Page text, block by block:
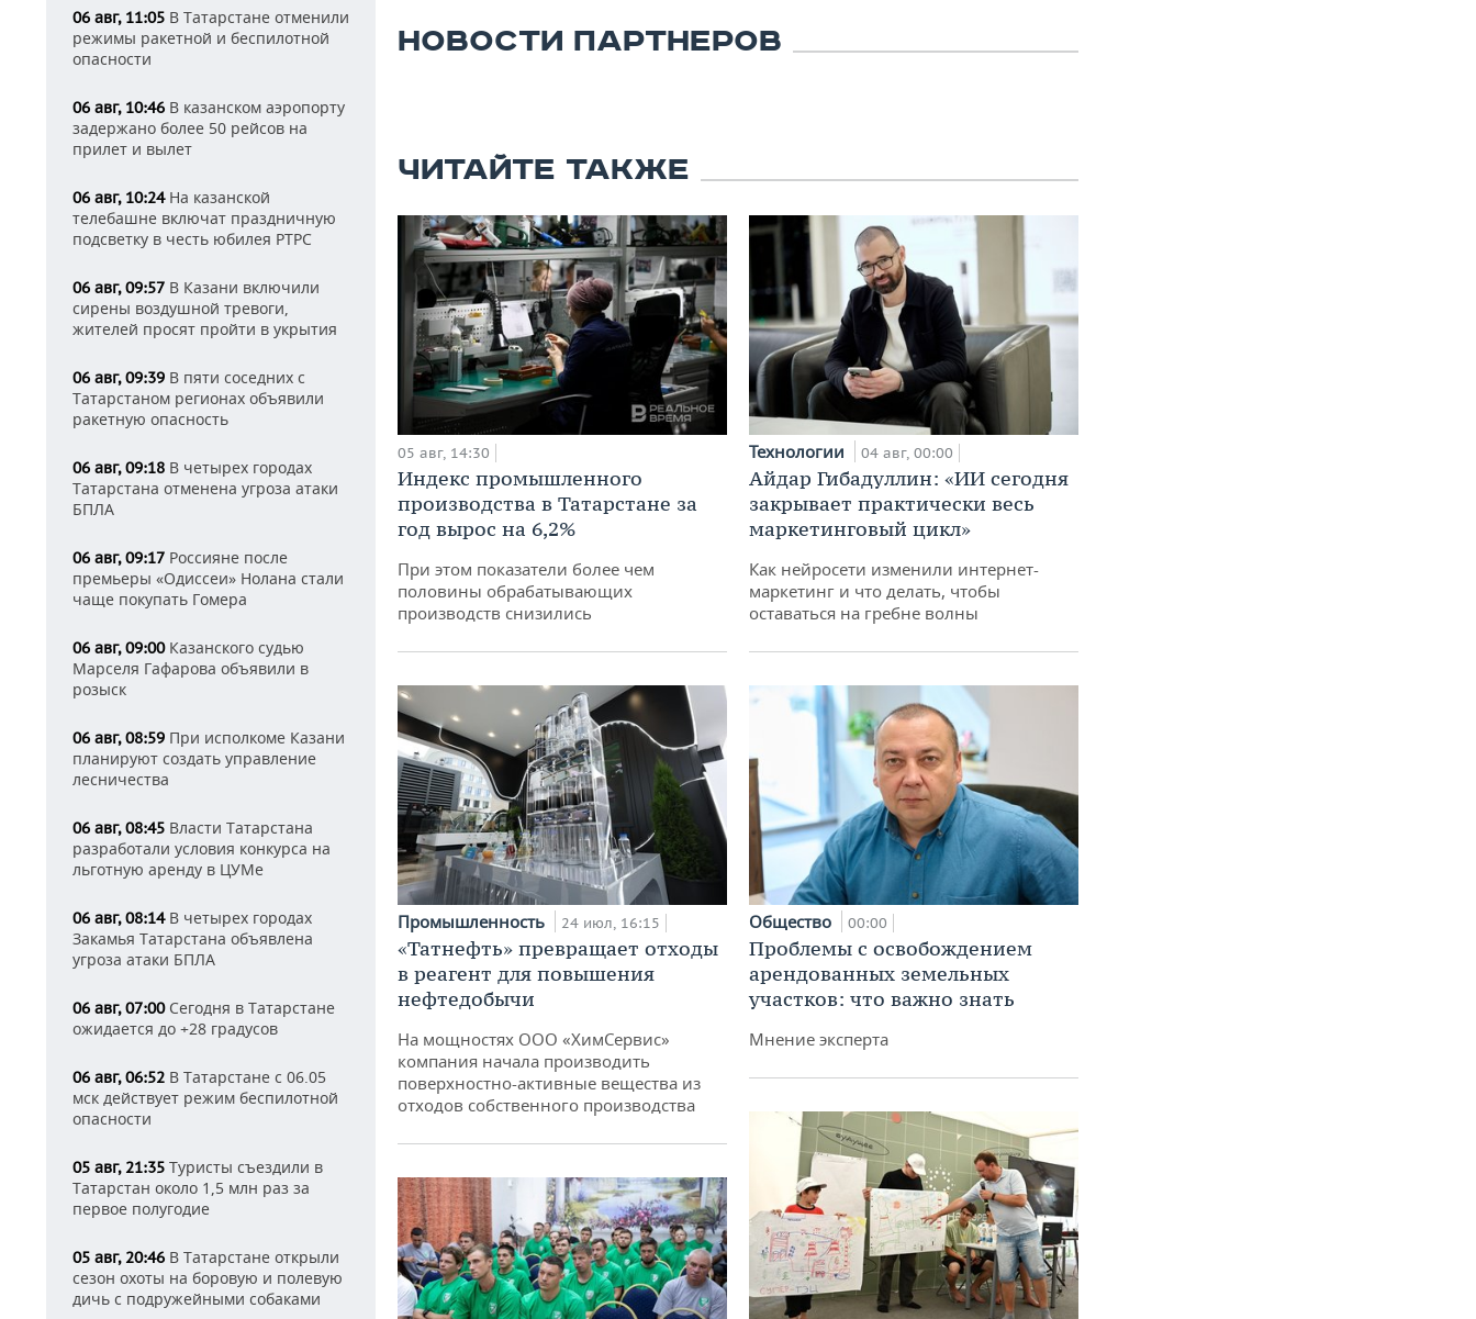
06 авг, 11:05 В Татарстане отменили
режимы ракетной и беспилотной
опасности
06 авг, 10:46 В казанском аэропорту
задержано более 50 рейсов на
прилет и вылет
06 авг, 10:24На казанской
телебашне включат праздничную
подсветку в честь юбилея РТРС
06 авг, 09:57 В Казани включили
сирены воздушной тревоги,
жителей просят пройти в укрытия
06 авг, 09:39 В пяти соседних с
Татарстаном регионах объявили
ракетную опасность
06 авг, 09:18 В четырех городах
Татарстана отменена угроза атаки
БПЛА
06 авг, 09:17 Россияне после
премьеры «Одиссеи» Нолана стали
чаще покупать Гомера
06 авг, 09:00Казанского судью
Марселя Гафарова объявили в
розыск
06 авг, 08:59 При исполкоме Казани
планируют создать управление
лесничества
06 авг, 08:45 Власти Татарстана
разработали условия конкурса на
льготную аренду в ЦУМе
06 авг, 08:14В четырех городах
Закамья Татарстана объявлена
угроза атаки БПЛА
06 авг, 07:00Сегодня в Татарстане
ожидается до +28 градусов
06 авг, 06:52 В Татарстане с 06.05
мск действует режим беспилотной
опасности
05 авг, 21:35 Туристы съездили в
Татарстан около 1,5 млн раз за
первое полугодие
05 авг, 20:46 В Татарстане открыли
сезон охоты на боровую и полевую
дичь с подружейными собаками
НОВОСТИ ПАРТНЕРОВ
ЧИТАЙТЕ ТАКЖЕ
05 авг, 14:30
Индекс промышленного
производства в Татарстане за
год вырос на 6,2%
При этом показатели более чем
половины обрабатывающих
производств снизились
Промышленность 24 июл, 16:15
«Татнефть» превращает отходы
в реагент для повышения
нефтедобычи
На мощностях ООО «ХимСервис»
компания начала производить
поверхностно-активные вещества из
отходов собственного производства
Технологии 04 авг, 00:00
Айдар Гибадуллин: «ИИ сегодня
закрывает практически весь
маркетинговый цикл»
Как нейросети изменили интернет-
маркетинг и что делать, чтобы
оставаться на гребне волны
Общество 00:00
Проблемы с освобождением
арендованных земельных
участков: что важно знать
Мнение эксперта